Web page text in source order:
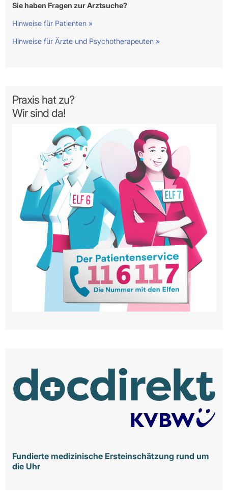
Sie haben Fragen zur Arztsuche?
Hinweise für Patienten »
Hinweise für Ärzte und Psychotherapeuten »
Praxis hat zu?
Wir sind da!
Fundierte medizinische Ersteinschätzung rund um
die Uhr